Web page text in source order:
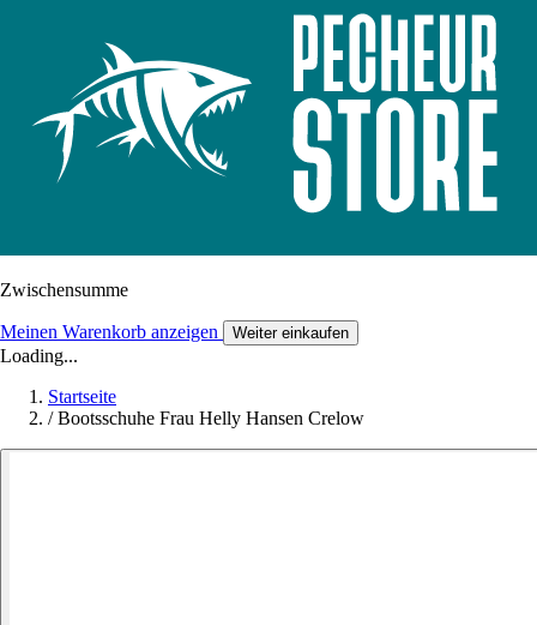
Zwischensumme
Meinen Warenkorb anzeigen Weiter einkaufen
Loading...
Startseite
/ Bootsschuhe Frau Helly Hansen Crelow